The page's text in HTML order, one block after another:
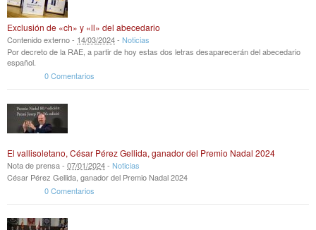
Exclusión de «ch» y «ll» del abecedario
Contenido externo - 14/03/2024- Noticias
Por decreto de la RAE, a partir de hoy estas dos letras desaparecerán del abecedario
español.
0 Comentarios
El vallisoletano, César Pérez Gellida, ganador del Premio Nadal 2024
Nota de prensa - 07/01/2024- Noticias
César Pérez Gellida, ganador del Premio Nadal 2024
0 Comentarios